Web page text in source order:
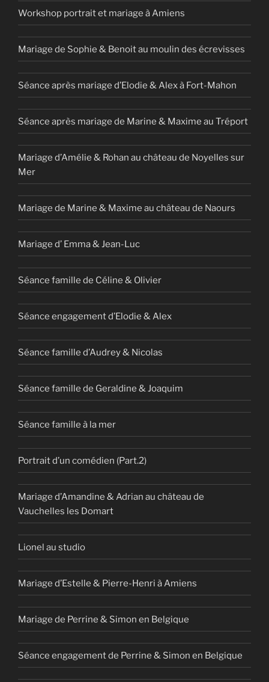
Workshop portrait et mariage à Amiens
Mariage de Sophie & Benoit au moulin des écrevisses
Séance après mariage d’Elodie & Alex à Fort-Mahon
Séance après mariage de Marine & Maxime au Tréport
Mariage d’Amélie & Rohan au château de Noyelles sur
Mer
Mariage de Marine & Maxime au château de Naours
Mariage d’ Emma & Jean-Luc
Séance famille de Céline & Olivier
Séance engagement d’Elodie & Alex
Séance famille d’Audrey & Nicolas
Séance famille de Geraldine & Joaquim
Séance famille à la mer
Portrait d’un comédien (Part.2)
Mariage d’Amandine & Adrian au château de
Vauchelles les Domart
Lionel au studio
Mariage d’Estelle & Pierre-Henri à Amiens
Mariage de Perrine & Simon en Belgique
Séance engagement de Perrine & Simon en Belgique